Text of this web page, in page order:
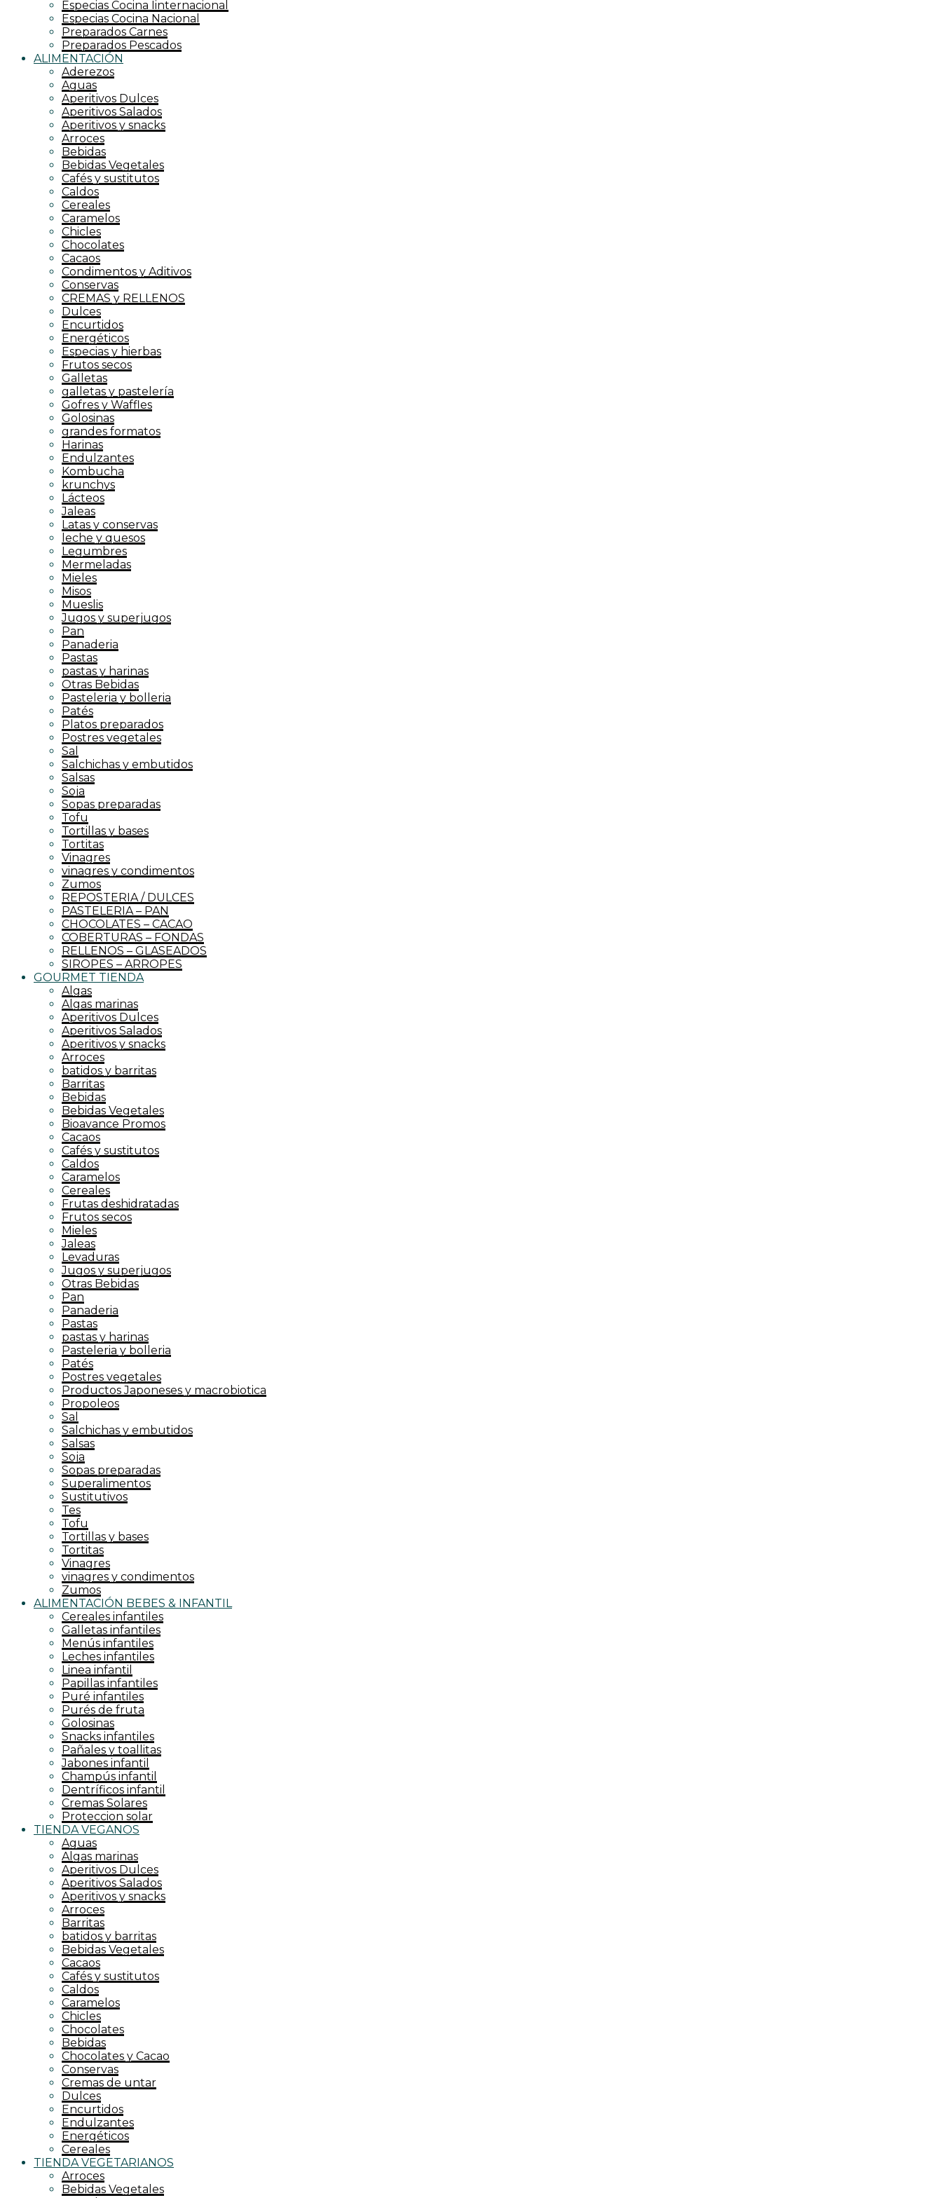
Especias Cocina Iinternacional
Especias Cocina Nacional
Preparados Carnes
Preparados Pescados
ALIMENTACIÓN
Aderezos
Aguas
Aperitivos Dulces
Aperitivos Salados
Aperitivos y snacks
Arroces
Bebidas
Bebidas Vegetales
Cafés y sustitutos
Caldos
Cereales
Caramelos
Chicles
Chocolates
Cacaos
Condimentos y Aditivos
Conservas
CREMAS y RELLENOS
Dulces
Encurtidos
Energéticos
Especias y hierbas
Frutos secos
Galletas
galletas y pastelería
Gofres y Waffles
Golosinas
grandes formatos
Harinas
Endulzantes
Kombucha
krunchys
Lácteos
Jaleas
Latas y conservas
leche y quesos
Legumbres
Mermeladas
Mieles
Misos
Mueslis
Jugos y superjugos
Pan
Panaderia
Pastas
pastas y harinas
Otras Bebidas
Pasteleria y bolleria
Patés
Platos preparados
Postres vegetales
Sal
Salchichas y embutidos
Salsas
Soja
Sopas preparadas
Tofu
Tortillas y bases
Tortitas
Vinagres
vinagres y condimentos
Zumos
REPOSTERIA / DULCES
PASTELERIA – PAN
CHOCOLATES – CACAO
COBERTURAS – FONDAS
RELLENOS – GLASEADOS
SIROPES – ARROPES
GOURMET TIENDA
Algas
Algas marinas
Aperitivos Dulces
Aperitivos Salados
Aperitivos y snacks
Arroces
batidos y barritas
Barritas
Bebidas
Bebidas Vegetales
Bioavance Promos
Cacaos
Cafés y sustitutos
Caldos
Caramelos
Cereales
Frutas deshidratadas
Frutos secos
Mieles
Jaleas
Levaduras
Jugos y superjugos
Otras Bebidas
Pan
Panaderia
Pastas
pastas y harinas
Pasteleria y bolleria
Patés
Postres vegetales
Productos Japoneses y macrobiotica
Propoleos
Sal
Salchichas y embutidos
Salsas
Soja
Sopas preparadas
Superalimentos
Sustitutivos
Tes
Tofu
Tortillas y bases
Tortitas
Vinagres
vinagres y condimentos
Zumos
ALIMENTACIÓN BEBES & INFANTIL
Cereales infantiles
Galletas infantiles
Menús infantiles
Leches infantiles
Linea infantil
Papillas infantiles
Puré infantiles
Purés de fruta
Golosinas
Snacks infantiles
Pañales y toallitas
Jabones infantil
Champús infantil
Dentríficos infantil
Cremas Solares
Proteccion solar
TIENDA VEGANOS
Aguas
Algas marinas
Aperitivos Dulces
Aperitivos Salados
Aperitivos y snacks
Arroces
Barritas
batidos y barritas
Bebidas Vegetales
Cacaos
Cafés y sustitutos
Caldos
Caramelos
Chicles
Chocolates
Bebidas
Chocolates y Cacao
Conservas
Cremas de untar
Dulces
Encurtidos
Endulzantes
Energéticos
Cereales
TIENDA VEGETARIANOS
Arroces
Bebidas Vegetales